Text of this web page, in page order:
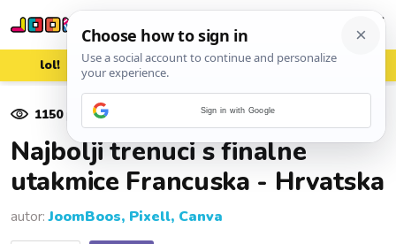
lol! aww vrh! woot?!
1150pregleda
Najbolji trenuci s finalne
utakmice Francuska - Hrvatska
autor:JoomBoos, Pixell, Canva
Sign in with Google